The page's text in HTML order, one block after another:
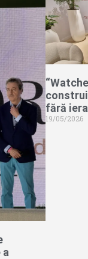
a
fără
19/05/2026